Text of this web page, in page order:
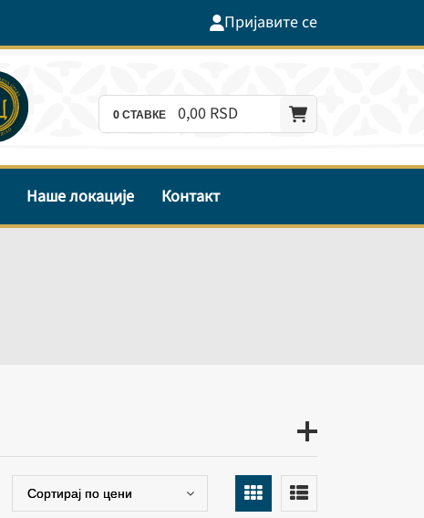
Пријавите се
0СТАВКЕ 0,00 RSD
Наше локације Контакт